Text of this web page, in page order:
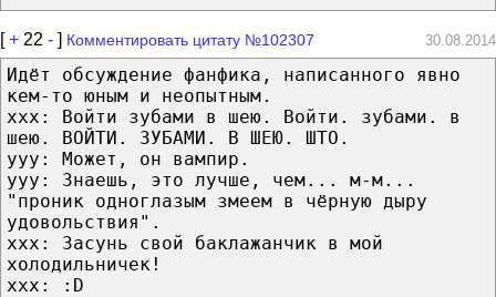
[+ 22 - ] Комментировать цитату №102307 30.08.2014
Идёт обсуждение фанфика, написанного явно
кем-то юным и неопытным.
ххх: Войти зубами в шею. Войти. зубами. в
шею. ВОЙТИ. ЗУБАМИ. В ШЕЮ. ШТО.
ууу: Может, он вампир.
ууу: Знаешь, это лучше, чем... м-м...
"проник одноглазым змеем в чёрную дыру
удовольствия".
ххх: Засунь свой баклажанчик в мой
холодильничек!
ххх: :D